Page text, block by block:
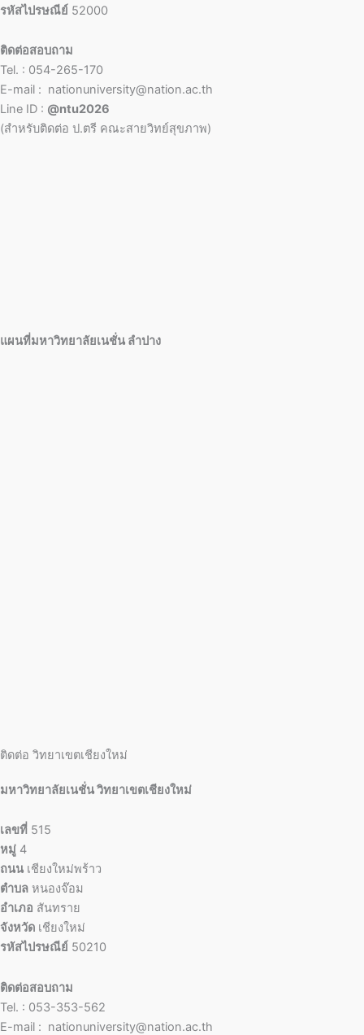
รหัสไปรษณีย์ 52000
ติดต่อสอบถาม
Tel. : 054-265-170
E-mail : nationuniversity@nation.ac.th
Line ID : @ntu2026
(สำหรับติดต่อ ป.ตรี คณะสายวิทย์สุขภาพ)
แผนที่มหาวิทยาลัยเนชั่น ลำปาง
ติดต่อ วิทยาเขตเชียงใหม่
มหาวิทยาลัยเนชั่น วิทยาเขตเชียงใหม่
เลขที่ 515
หมู่ 4
ถนน เชียงใหม่พร้าว
ตำบล หนองจ๊อม
อำเภอ สันทราย
จังหวัด เชียงใหม่
รหัสไปรษณีย์ 50210
ติดต่อสอบถาม
Tel. : 053-353-562
E-mail : nationuniversity@nation.ac.th